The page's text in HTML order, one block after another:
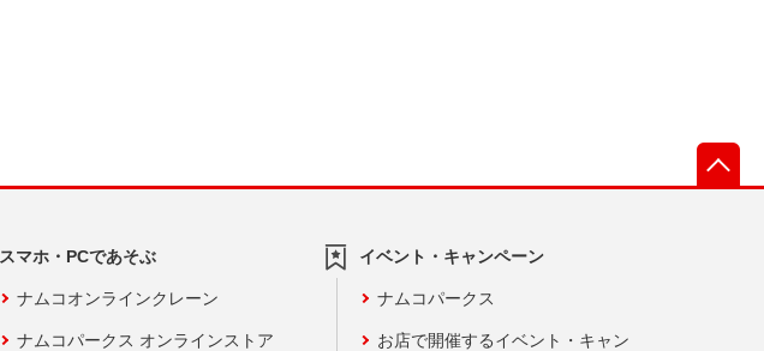
スマホ・PCであそぶ
ナムコオンラインクレーン
ナムコパークス オンラインストア
イベント・キャンペーン
ナムコパークス
お店で開催するイベント・キャン